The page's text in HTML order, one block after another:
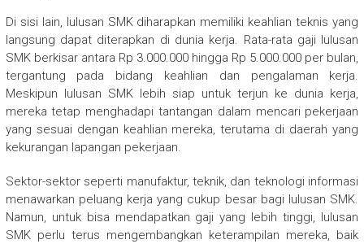
Di sisi lain, lulusan SMK diharapkan memiliki keahlian teknis yang
langsung dapat diterapkan di dunia kerja. Rata-rata gaji lulusan
SMK berkisar antara Rp 3.000.000 hingga Rp 5.000.000 per bulan,
tergantung pada bidang keahlian dan pengalaman kerja.
Meskipun lulusan SMK lebih siap untuk terjun ke dunia kerja,
mereka tetap menghadapi tantangan dalam mencari pekerjaan
yang sesuai dengan keahlian mereka, terutama di daerah yang
kekurangan lapangan pekerjaan.
Sektor-sektor seperti manufaktur, teknik, dan teknologi informasi
menawarkan peluang kerja yang cukup besar bagi lulusan SMK.
Namun, untuk bisa mendapatkan gaji yang lebih tinggi, lulusan
SMK perlu terus mengembangkan keterampilan mereka, baik